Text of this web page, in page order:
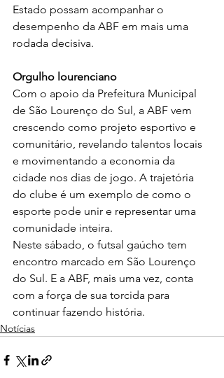
Estado possam acompanhar o
desempenho da ABF em mais uma
rodada decisiva.
Orgulho lourenciano
Com o apoio da Prefeitura Municipal
de São Lourenço do Sul, a ABF vem
crescendo como projeto esportivo e
comunitário, revelando talentos locais
e movimentando a economia da
cidade nos dias de jogo. A trajetória
do clube é um exemplo de como o
esporte pode unir e representar uma
comunidade inteira.
Neste sábado, o futsal gaúcho tem
encontro marcado em São Lourenço
do Sul. E a ABF, mais uma vez, conta
com a força de sua torcida para
continuar fazendo história.
Notícias